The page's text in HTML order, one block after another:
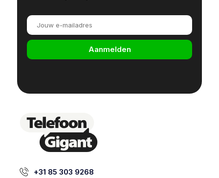
Aanmelden
+31 85 303 9268